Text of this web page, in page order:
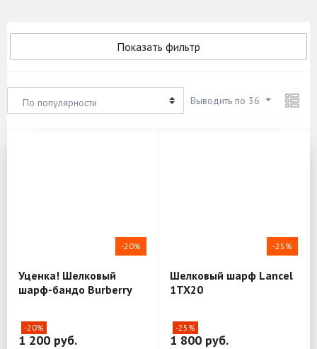
Показать фильтр
По популярности Выводить по 36
-20%
Уценка! Шелковый
шарф-бандо Burberry
-20%
1 200 руб.
-25%
Шелковый шарф Lancel
1TX20
-25%
1 800 руб.